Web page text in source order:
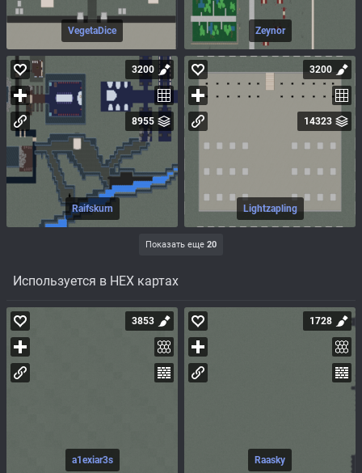
VegetaDice Zeynor
Raifskurn
3200
8955
Lightzapling
3200
14323
Показать еще 20
Используется в HEX картах
a1exiar3s
3853
Raasky
1728